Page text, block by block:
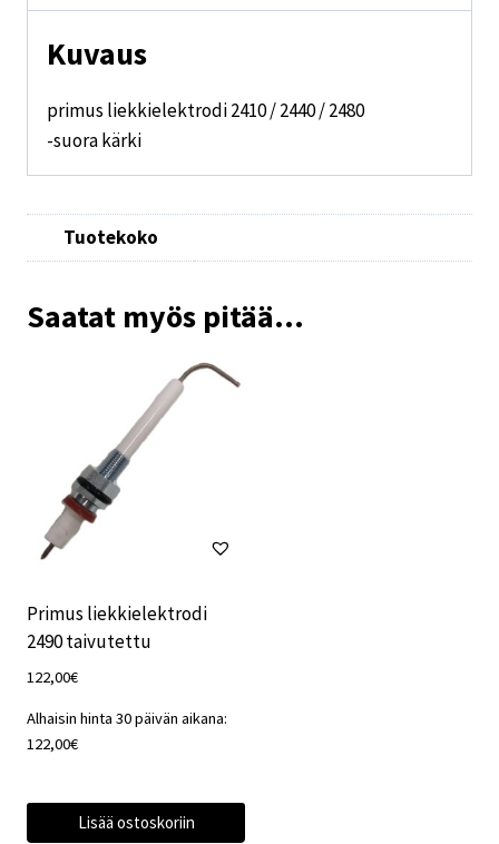
Kuvaus
primus liekkielektrodi 2410 / 2440 / 2480
-suora kärki
Tuotekoko
Saatat myös pitää...
Primus liekkielektrodi
2490 taivutettu
122,00€
Alhaisin hinta 30 päivän aikana:
122,00€
Lisää ostoskoriin